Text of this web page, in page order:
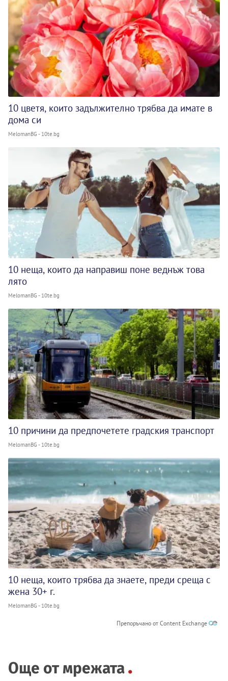
10 цветя, които задължително трябва да имате в
дома си
MelomanBG - 10te.bg
10 неща, които да направиш поне веднъж това
лято
MelomanBG - 10te.bg
10 причини да предпочетете градския транспорт
MelomanBG - 10te.bg
10 неща, които трябва да знаете, преди среща с
жена 30+ г.
MelomanBG - 10te.bg
Препоръчано от Content Exchange
Още от мрежата